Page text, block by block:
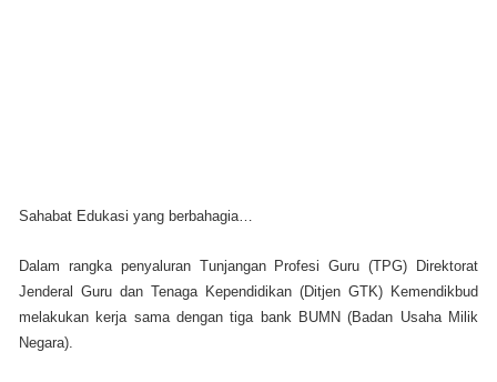
Sahabat Edukasi yang berbahagia…
Dalam rangka penyaluran Tunjangan Profesi Guru (TPG) Direktorat
Jenderal Guru dan Tenaga Kependidikan (Ditjen GTK) Kemendikbud
melakukan kerja sama dengan tiga bank BUMN (Badan Usaha Milik
Negara).